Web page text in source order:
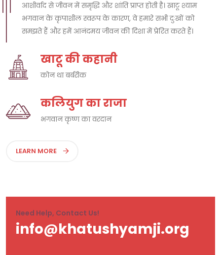
आशीर्वाद से जीवन में समृद्धि और शांति प्राप्त होती है। खाटू श्याम
भगवान के कृपाशील स्वरूप के कारण, वे हमारे सभी दुःखों को
समझते हैं और हमें आनंदमय जीवन की दिशा में प्रेरित करते हैं।
खाटू की कहानी
कोन था बर्बरीक
कलियुग का राजा
भगवान कृष्ण का वरदान
LEARN MORE
Need Help, Contact Us!
info@khatushyamji.org